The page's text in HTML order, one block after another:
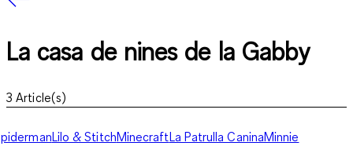
La casa de nines de la Gabby
3 Article(s)
Lilo & StitchMinecraftLa Patrulla CaninaMinnie